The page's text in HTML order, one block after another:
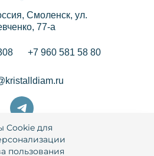
Смоленск, ул.
77-a
+7 960 581 58 80
Кристаллдиам
Cookie для
пользования